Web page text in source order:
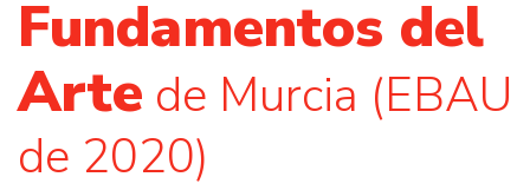
Fundamentos del
Arte de Murcia (EBAU
de 2020)